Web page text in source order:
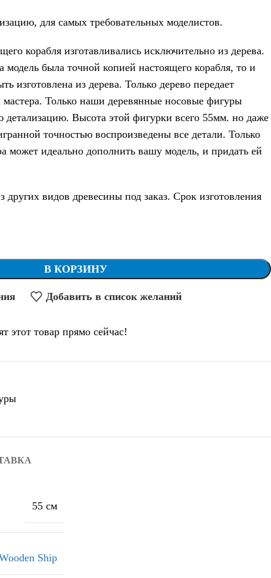
для самых требовательных моделистов.
корабля изготавливались исключительно из дерева.
была точной копией настоящего корабля, то и
изготовлена из дерева. Только дерево передает
Только наши деревянные носовые фигуры
Высота этой фигурки всего 55мм. но даже
точностью воспроизведены все детали. Только
может идеально дополнить вашу модель, и придать ей
других видов древесины под заказ. Срок изготовления
В КОРЗИНУ
Добавить в список желаний
этот товар прямо сейчас!
55 см
Ship